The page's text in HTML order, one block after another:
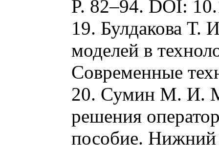
P. 82–94. DOI:
19. Булдакова Т.
моделей в
Современные
20. Сумин М. И.
решения
пособие. Нижний